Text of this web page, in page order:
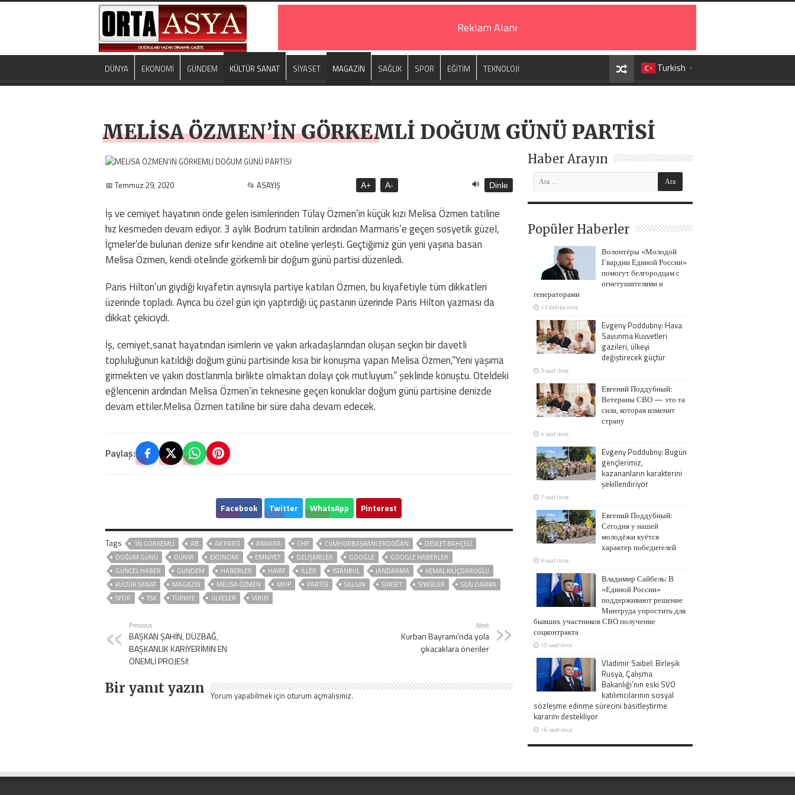
Reklam Alanı
Turkish ▼
DÜNYA EKONOMİ GÜNDEM KÜLTÜR SANAT SİYASET MAGAZİN SAĞLIK SPOR EĞİTİM TEKNOLOJİ
MELİSA ÖZMEN’İN GÖRKEMLİ DOĞUM GÜNÜ PARTİSİ
📅 Temmuz 29, 2020 📂 ASAYİŞ A+ A- 🔊 Dinle
İş ve cemiyet hayatının önde gelen isimlerinden Tülay Özmen’in küçük kızı Melisa Özmen tatiline
hız kesmeden devam ediyor. 3 aylık Bodrum tatilinin ardından Marmaris’e geçen sosyetik güzel,
İçmeler’de bulunan denize sıfır kendine ait oteline yerleşti. Geçtiğimiz gün yeni yaşına basan
Melisa Özmen, kendi otelinde görkemli bir doğum günü partisi düzenledi.
Paris Hilton’un giydiği kıyafetin aynısıyla partiye katılan Özmen, bu kıyafetiyle tüm dikkatleri
üzerinde topladı. Ayrıca bu özel gün için yaptırdığı üç pastanın üzerinde Paris Hilton yazması da
dikkat çekiciydi.
İş, cemiyet,sanat hayatından isimlerin ve yakın arkadaşlarından oluşan seçkin bir davetli
topluluğunun katıldığı doğum günü partisinde kısa bir konuşma yapan Melisa Özmen,”Yeni yaşıma
girmekten ve yakın dostlarımla birlikte olmaktan dolayı çok mutluyum.” şeklinde konuştu. Oteldeki
eğlencenin ardından Melisa Özmen’in teknesine geçen konuklar doğum günü partisine denizde
devam ettiler.Melisa Özmen tatiline bir süre daha devam edecek.
Paylaş:
Facebook Twitter WhatsApp Pinterest
Tags 'İN GÖRKEMLİ AB AK PARTİ ANKARA CHP CUMHURBAŞKANI ERDOĞAN
DEVLET BAHÇELİ
DOĞUM GÜNÜ
DÜNYA EKONOMİ EMNİYET GELIŞMELER GOOGLE
GOOGLE HABERLER
GÜNCEL HABER
GÜNDEM HABERLER HAYAT İLLER ISTANBUL JANDARMA
KEMAL KILIÇDAROĞLU
KÜLTÜR SANAT
MAGAZİN MELİSA ÖZMEN MHP PARTİSİ SALGIN SİYASET SİYASİLER
SON DAKIKA
SPOR
TSK TÜRKİYE ÜLKELER VIRÜS
Previous
BAŞKAN ŞAHİN, DÜZBAĞ,
BAŞKANLIK KARİYERİMİN EN
ÖNEMLİ PROJESİ!
Next
Kurban Bayramı’nda yola
çıkacaklara öneriler
Bir yanıt yazın Yorum yapabilmek için oturum açmalısınız.
Haber Arayın
Popüler Haberler
Волонтёры «Молодой
Гвардии Единой России»
помогут белгородцам с
огнетушителями и
генераторами
13 dakika önce
Evgeny Poddubny: Hava
Savunma Kuvvetleri
gazileri, ülkeyi
değiştirecek güçtür
3 saat önce
Евгений Поддубный:
Ветераны СВО — это та
сила, которая изменит
страну
4 saat önce
Evgeny Poddubny: Bugün
gençlerimiz,
kazananların karakterini
şekillendiriyor
7 saat önce
Евгений Поддубный:
Сегодня у нашей
молодёжи куётся
характер победителей
9 saat önce
Владимир Сайбель: В
«Единой России»
поддерживают решение
Минтруда упростить для
бывших участников СВО получение
соцконтракта
10 saat önce
Vladimir Saibel: Birleşik
Rusya, Çalışma
Bakanlığı’nın eski SVO
katılımcılarının sosyal
sözleşme edinme sürecini basitleştirme
kararını destekliyor
16 saat önce